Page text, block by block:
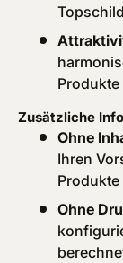
Zusätzliche
Ohne
Ihren
Ohne